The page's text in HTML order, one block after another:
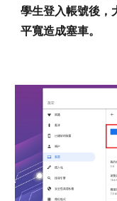
學生登入帳號後，
平寬造成塞車。